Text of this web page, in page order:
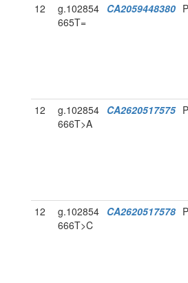
12
g.102854
665T=
CA2059448380
12
g.102854
666T>A
CA2620517575
12
g.102854
666T>C
CA2620517578